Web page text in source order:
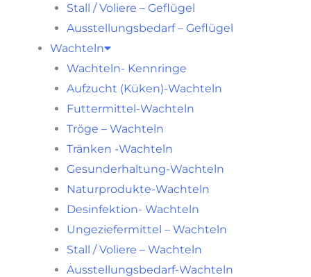
Stall / Voliere – Geflügel
Ausstellungsbedarf – Geflügel
Wachteln
Wachteln- Kennringe
Aufzucht (Küken)-Wachteln
Futtermittel-Wachteln
Tröge – Wachteln
Tränken -Wachteln
Gesunderhaltung-Wachteln
Naturprodukte-Wachteln
Desinfektion- Wachteln
Ungeziefermittel – Wachteln
Stall / Voliere – Wachteln
Ausstellungsbedarf-Wachteln